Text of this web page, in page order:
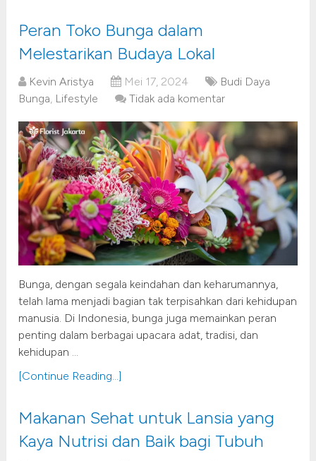
Peran Toko Bunga dalam
Melestarikan Budaya Lokal
Kevin Aristya Mei 17, 2024
Budi Daya
Bunga, Lifestyle Tidak ada komentar
Bunga, dengan segala keindahan dan keharumannya,
telah lama menjadi bagian tak terpisahkan dari kehidupan
manusia. Di Indonesia, bunga juga memainkan peran
penting dalam berbagai upacara adat, tradisi, dan
kehidupan …
[Continue Reading...]
Makanan Sehat untuk Lansia yang
Kaya Nutrisi dan Baik bagi Tubuh